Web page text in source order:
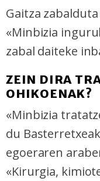
Gaitza
«Minbizia
zabal daiteke
ZEIN DIRA
OHIKOENAK?
«Minbizia
du
egoeraren
«Kirurgia,